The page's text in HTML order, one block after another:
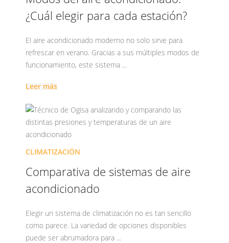
¿Cuál elegir para cada estación?
El aire acondicionado moderno no solo sirve para
refrescar en verano. Gracias a sus múltiples modos de
funcionamiento, este sistema ...
Leer más
CLIMATIZACIÓN
Comparativa de sistemas de aire
acondicionado
Elegir un sistema de climatización no es tan sencillo
como parece. La variedad de opciones disponibles
puede ser abrumadora para ...